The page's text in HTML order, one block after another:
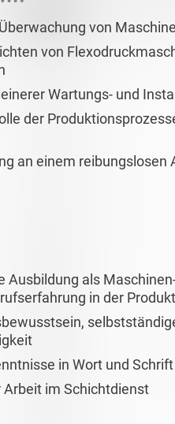
von
von
Wartungs- und
der
an einem reibungslosen
Ausbildung als
in der
in Wort und Schrift
im Schichtdienst